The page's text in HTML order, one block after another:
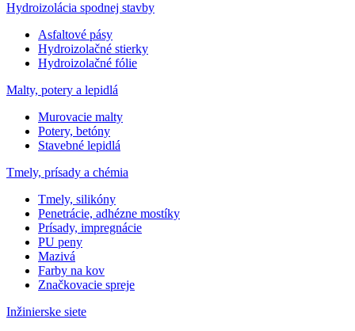
Hydroizolácia spodnej stavby
Asfaltové pásy
Hydroizolačné stierky
Hydroizolačné fólie
Malty, potery a lepidlá
Murovacie malty
Potery, betóny
Stavebné lepidlá
Tmely, prísady a chémia
Tmely, silikóny
Penetrácie, adhézne mostíky
Prísady, impregnácie
PU peny
Mazivá
Farby na kov
Značkovacie spreje
Inžinierske siete